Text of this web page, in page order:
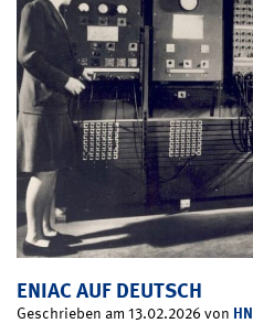
ENIAC AUF DEUTSCH
Geschrieben am 13.02.2026 von